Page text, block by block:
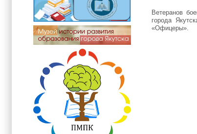
Ветеранов
города
«Офицеры».